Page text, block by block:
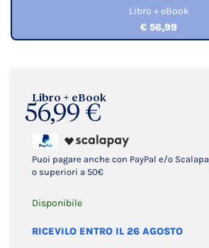
Libro + eBook
56,99 €
Puoi pagare anche con PayPal e/o
o superiori a 50€
Disponibile
RICEVILO ENTRO IL 26 AGOSTO
Libro + eBook
€ 56,99